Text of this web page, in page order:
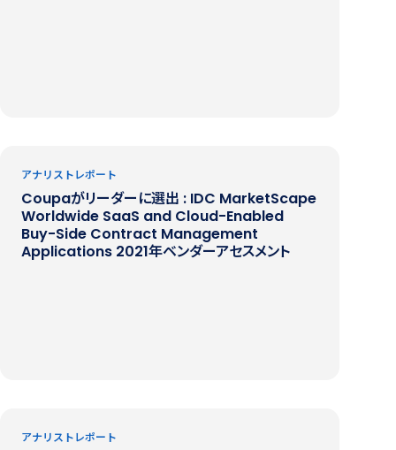
アナリストレポート
Coupaがリーダーに選出 : IDC MarketScape
Worldwide SaaS and Cloud-Enabled
Buy-Side Contract Management
Applications 2021年ベンダーアセスメント
アナリストレポート